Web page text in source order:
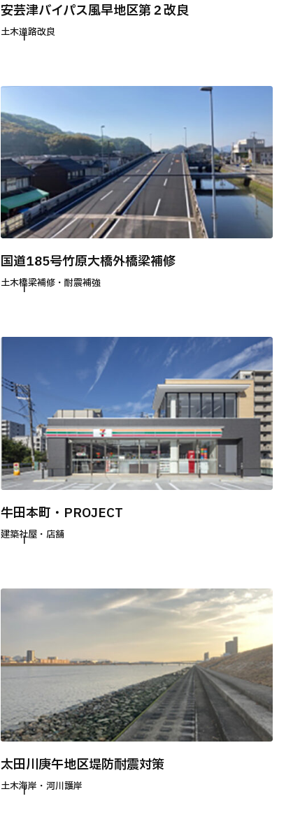
安芸津バイパス風早地区第２改良
土木道路改良
国道185号竹原大橋外橋梁補修
土木橋梁補修・耐震補強
牛田本町・PROJECT
建築社屋・店舗
太田川庚午地区堤防耐震対策
土木海岸・河川護岸